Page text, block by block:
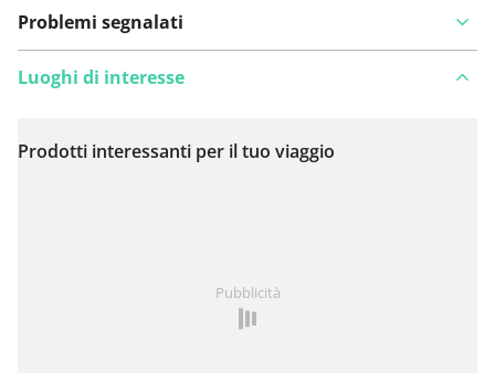
Problemi segnalati
Visualizza sulla mappa
Luoghi di interesse
Prodotti interessanti per il tuo viaggio
Pubblicità